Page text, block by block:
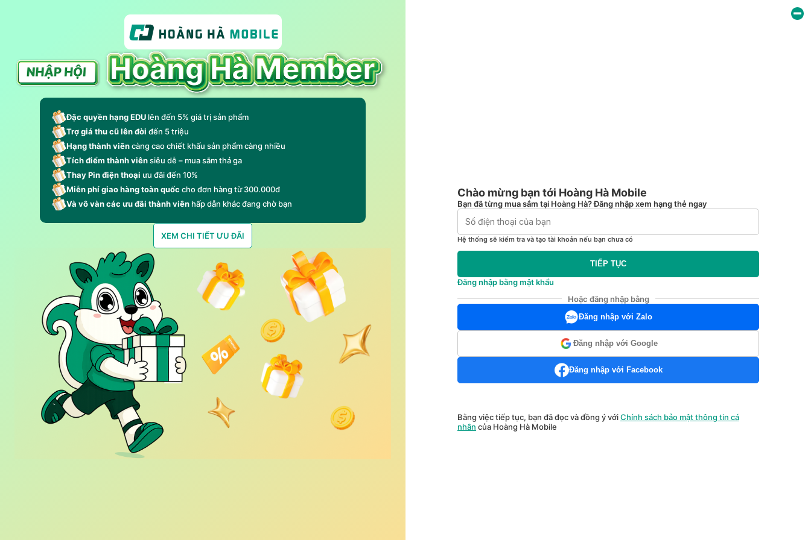
Đặc quyền hạng EDU lên đến 5% giá trị sản phẩm
Trợ giá thu cũ lên đời đến 5 triệu
Hạng thành viêncàng cao chiết khấu sản phẩm càng nhiều
Tích điểm thành viênsiêu dễ – mua sắm thả ga
Thay Pin điện thoại ưu đãi đến 10%
Miễn phí giao hàng toàn quốccho đơn hàng từ 300.000đ
Và vô vàn các ưu đãi thành viên hấp dẫn khác đang chờ bạn
XEM CHI TIẾT ƯU ĐÃI
Chào mừng bạn tới Hoàng Hà Mobile
Bạn đã từng mua sắm tại Hoàng Hà? Đăng nhập xem hạng thẻ ngay
Hệ thống sẽ kiểm tra và tạo tài khoản nếu bạn chưa có
TIẾP TỤC
Đăng nhập bằng mật khẩu
Hoặc đăng nhập bằng
Đăng nhập với Zalo
Đăng nhập với Google
Đăng nhập với Facebook
Bằng việc tiếp tục, bạn đã đọc và đồng ý vớiChính sách bảo mật thông tin cá
nhân của Hoàng Hà Mobile